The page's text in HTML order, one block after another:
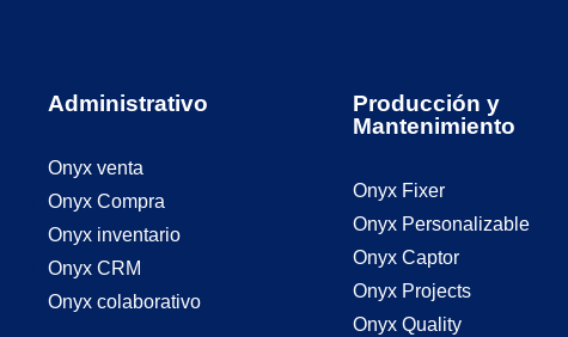
Administrativo
Onyx venta
Onyx Compra
Onyx inventario
Onyx CRM
Onyx colaborativo
Producción y
Mantenimiento
Onyx Fixer
Onyx Personalizable
Onyx Captor
Onyx Projects
Onyx Quality